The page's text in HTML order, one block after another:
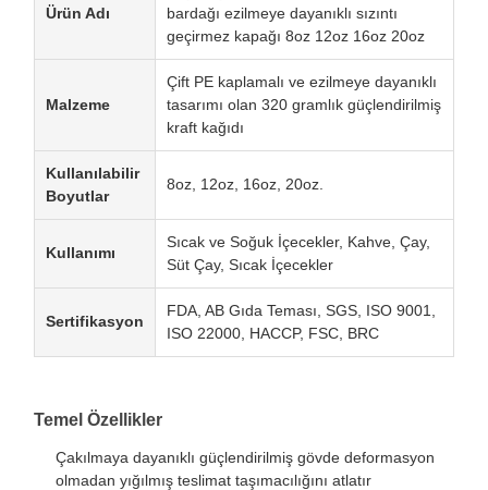
Ürün Adı
bardağı ezilmeye dayanıklı sızıntı
geçirmez kapağı 8oz 12oz 16oz 20oz
Malzeme
Çift PE kaplamalı ve ezilmeye dayanıklı
tasarımı olan 320 gramlık güçlendirilmiş
kraft kağıdı
Kullanılabilir
Boyutlar
8oz, 12oz, 16oz, 20oz.
Kullanımı
Sıcak ve Soğuk İçecekler, Kahve, Çay,
Süt Çay, Sıcak İçecekler
Sertifikasyon
FDA, AB Gıda Teması, SGS, ISO 9001,
ISO 22000, HACCP, FSC, BRC
Temel Özellikler
Çakılmaya dayanıklı güçlendirilmiş gövde deformasyon
olmadan yığılmış teslimat taşımacılığını atlatır